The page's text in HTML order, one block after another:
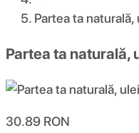
Partea ta
Partea ta naturală,
30.89 RON